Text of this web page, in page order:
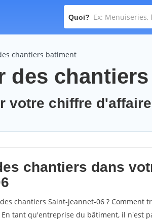
Quoi?
chantiers batiment
des
votre chiffre
chantiers dans
chantiers Saint-jeannet-06 ? Comment
En tant qu'entreprise du bâtiment, il n'est